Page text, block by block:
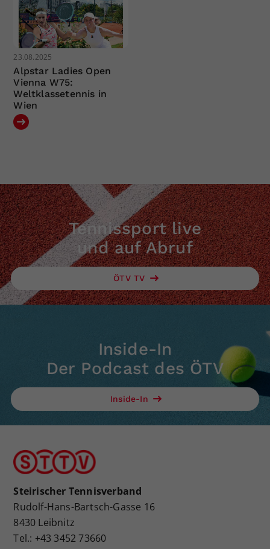
23.08.2025
Alpstar Ladies Open
Vienna W75:
Weltklassetennis in
Wien
Tennissport live
und auf Abruf
ÖTV TV
Inside-In
Der Podcast des ÖTV
Inside-In
Steirischer Tennisverband
Rudolf-Hans-Bartsch-Gasse 16
8430 Leibnitz
Tel.: +43 3452 73660